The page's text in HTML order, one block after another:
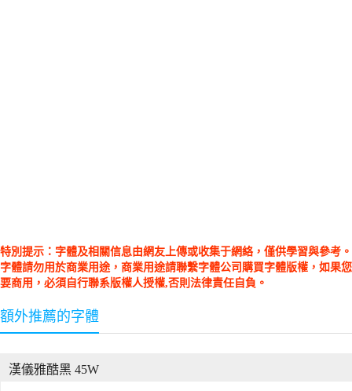
特別提示：字體及相關信息由網友上傳或收集于網絡，僅供學習與參考。
字體請勿用於商業用途，商業用途請聯繫字體公司購買字體版權，如果您
要商用，必須自行聯系版權人授權,否則法律責任自負。
額外推薦的字體
漢儀雅酷黑 45W